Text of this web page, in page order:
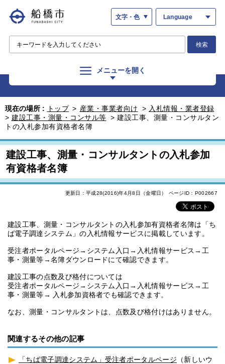
文字・色 Language
検索
メニューを開く
現在の場所 : トップ > 産業・事業者向け > 入札情報・業者登録
> 建設工事・測量・コンサル等 > 建設工事、測量・コンサルタン
トの入札参加有資格者名簿
建設工事、測量・コンサルタントの入札参加
有資格者名簿
更新日：平成28(2016)年4月8日（金曜日） ページID：P002667
建設工事、測量・コンサルタントの入札参加有資格者名簿は「ち
ば電子調達システム」の入札情報サービスに掲載しています。
受注者ポータルページ→システム入口→入札情報サービス→工
事・測量等→名簿ダウンロードにて確認できます。
建設工事の点数及び格付については
受注者ポータルページ→システム入口→入札情報サービス→工
事・測量等→ 入札参加資格者でも確認できます。
なお、測量・コンサルタントは、点数及び格付けはありません。
関連するその他の記事
「ちば電子調達システム」受注者ポータルページ （新しいウ